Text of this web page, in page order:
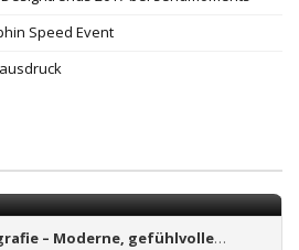
Speed Event
– Moderne, gefühlvolle